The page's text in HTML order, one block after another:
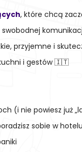
, które chcą
przyjemne i
kuchni i gestów 🇮🇹
(i nie powiesz już
sobie w hotelu